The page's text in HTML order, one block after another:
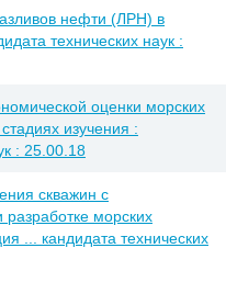
нефти (ЛРН) в
технических наук :
оценки морских
изучения :
: 25.00.18
скважин с
морских
... кандидата технических